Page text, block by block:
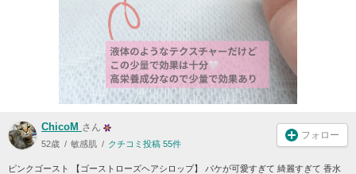
ChicoM さん
52歳 敏感肌 クチコミ投稿 55件
フォロー
ピンクゴースト 【ゴーストローズヘアシロップ】 パケが可愛すぎて 綺麗すぎて 香水